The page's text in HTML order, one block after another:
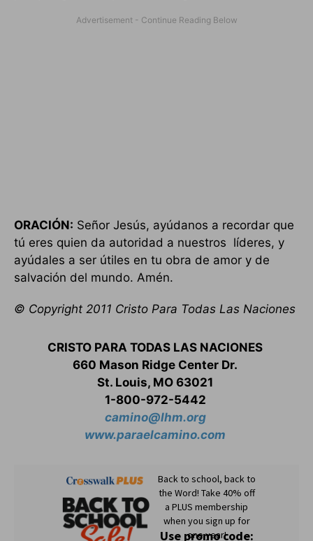
ORACIÓN: Señor Jesús, ayúdanos a recordar que
tú eres quien da autoridad a nuestros líderes, y
ayúdales a ser útiles en tu obra de amor y de
salvación del mundo. Amén.
© Copyright 2011 Cristo Para Todas Las Naciones
CRISTO PARA TODAS LAS NACIONES
660 Mason Ridge Center Dr.
St. Louis, MO 63021
1-800-972-5442
camino@lhm.org
www.paraelcamino.com